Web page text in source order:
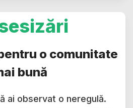
o comunitate
bună
ai observat o neregulă.